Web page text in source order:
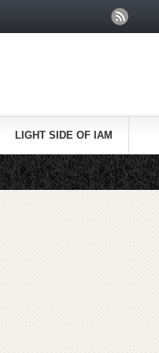
LIGHT SIDE OF IAM